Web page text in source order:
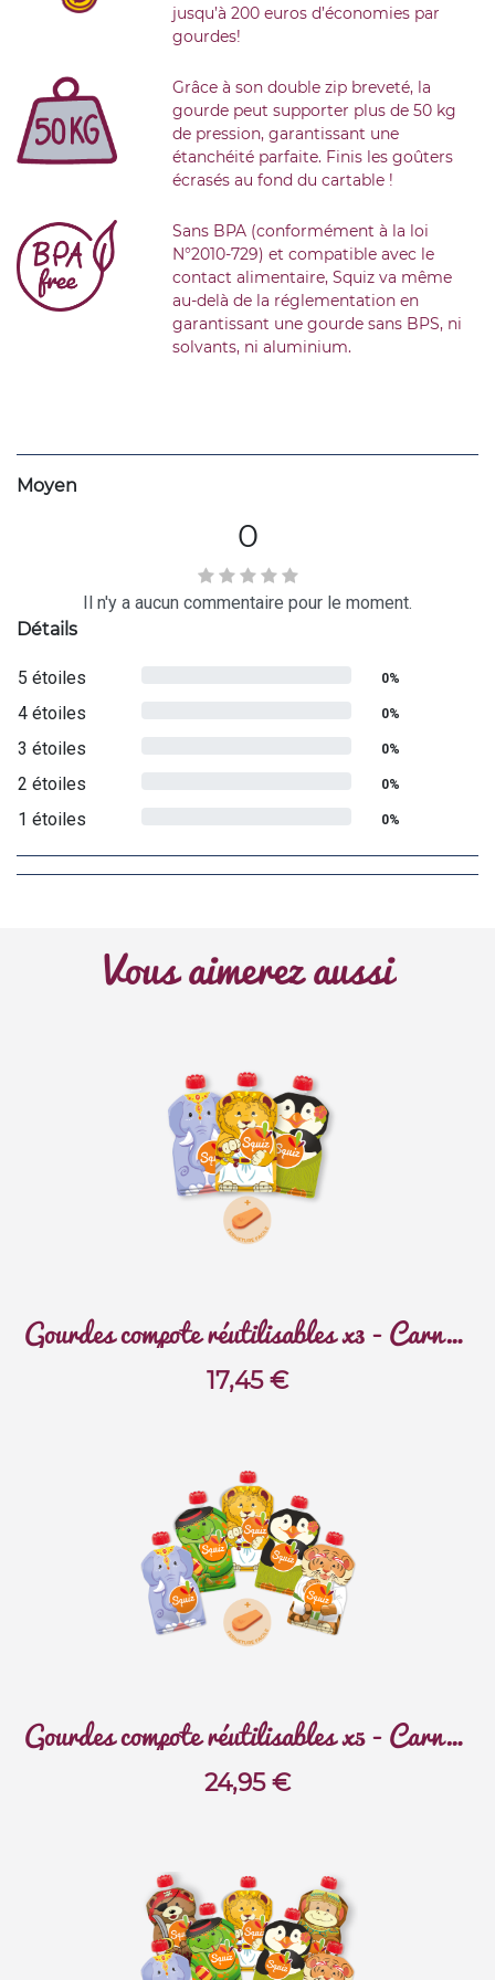
jusqu’à 200 euros d’économies par
gourdes!
Grâce à son double zip breveté, la
gourde peut supporter plus de 50 kg
de pression, garantissant une
étanchéité parfaite. Finis les goûters
écrasés au fond du cartable !
Sans BPA (conformément à la loi
N°2010-729) et compatible avec le
contact alimentaire, Squiz va même
au-delà de la réglementation en
garantissant une gourde sans BPS, ni
solvants, ni aluminium.
Moyen
0
Il n'y a aucun commentaire pour le moment.
Détails
5 étoiles 0%
4 étoiles 0%
3 étoiles 0%
2 étoiles 0%
1 étoiles 0%
Vous aimerez aussi
Gourdes compote réutilisables x3 - Carnaval
17,45€
Gourdes compote réutilisables x5 - Carnaval
24,95€